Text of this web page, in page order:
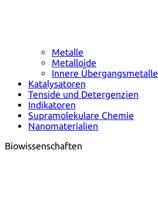
Metalle
Metalloide
Innere Übergangsmetalle
Katalysatoren
Tenside und Detergenzien
Indikatoren
Supramolekulare Chemie
Nanomaterialien
Biowissenschaften